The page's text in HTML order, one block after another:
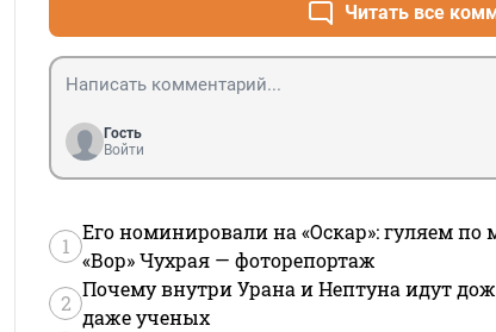
Читать все
Гость
Войти
1
Его номинировали на «Оскар»: гуляем по
«Вор» Чухрая — фоторепортаж
2
Почему внутри Урана и Нептуна идут
даже ученых